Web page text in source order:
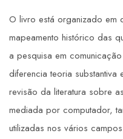
O livro está organizado em
mapeamento histórico das
a pesquisa em
diferencia teoria
revisão da literatura sobre
mediada por computador,
utilizadas nos vários